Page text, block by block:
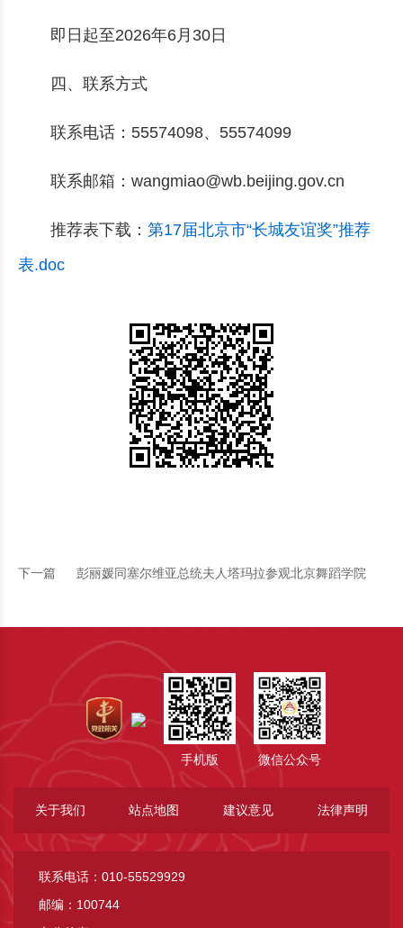
即日起至2026年6月30日
四、联系方式
联系电话：55574098、55574099
联系邮箱：wangmiao@wb.beijing.gov.cn
推荐表下载： 第17届北京市“长城友谊奖”推荐
表.doc
下一篇 彭丽媛同塞尔维亚总统夫人塔玛拉参观北京舞蹈学院
手机版 微信公众号
关于我们 站点地图 建议意见 法律声明
联系电话：010-55529929
邮编：100744